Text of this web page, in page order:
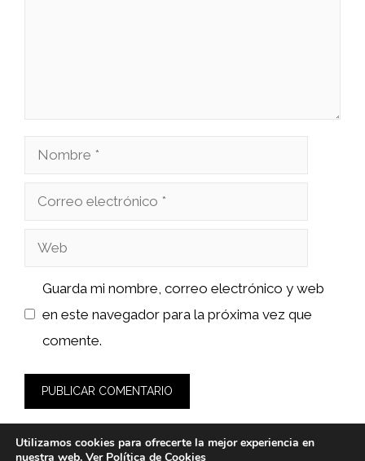
Nombre
Correo
Web
Guarda mi nombre, correo electrónico y web
en este navegador para la próxima vez que
comente.
Utilizamos cookies para ofrecerte la mejor experiencia en
nuestra web. Ver Política de Cookies